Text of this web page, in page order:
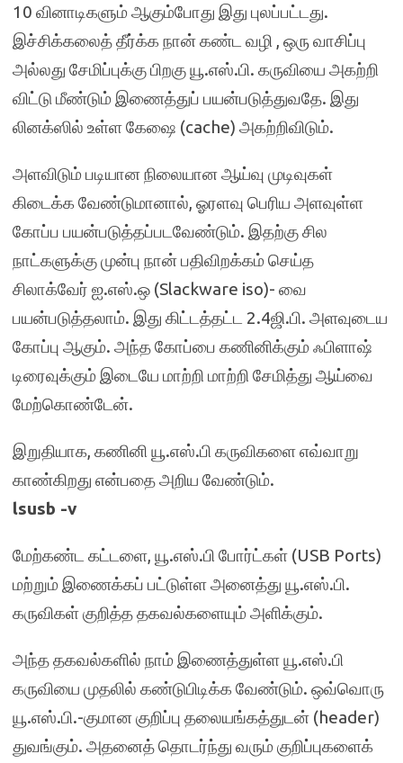
10 வினாடிகளும் ஆகும்போது இது புலப்பட்டது.
இச்சிக்கலைத் தீர்க்க நான் கண்ட வழி , ஒரு வாசிப்பு
அல்லது சேமிப்புக்கு பிறகு யூ.எஸ்.பி. கருவியை அகற்றி
விட்டு மீண்டும் இணைத்துப் பயன்படுத்துவதே. இது
லினக்ஸில் உள்ள கேஷை (cache) அகற்றிவிடும்.
அளவிடும் படியான நிலையான ஆய்வு முடிவுகள்
கிடைக்க வேண்டுமானால், ஓரளவு பெரிய அளவுள்ள
கோப்ப பயன்படுத்தப்படவேண்டும். இதற்கு சில
நாட்களுக்கு முன்பு நான் பதிவிறக்கம் செய்த
சிலாக்வேர் ஐ.எஸ்.ஒ (Slackware iso)- வை
பயன்படுத்தலாம். இது கிட்டத்தட்ட 2.4ஜி.பி. அளவுடைய
கோப்பு ஆகும். அந்த கோப்பை கணினிக்கும் ஃபிளாஷ்
டிரைவுக்கும் இடையே மாற்றி மாற்றி சேமித்து ஆய்வை
மேற்கொண்டேன்.
இறுதியாக, கணினி யூ.எஸ்.பி கருவிகளை எவ்வாறு
காண்கிறது என்பதை அறிய வேண்டும்.
lsusb -v
மேற்கண்ட கட்டளை, யூ.எஸ்.பி போர்ட்கள் (USB Ports)
மற்றும் இணைக்கப் பட்டுள்ள அனைத்து யூ.எஸ்.பி.
கருவிகள் குறித்த தகவல்களையும் அளிக்கும்.
அந்த தகவல்களில் நாம் இணைத்துள்ள யூ.எஸ்.பி
கருவியை முதலில் கண்டுபிடிக்க வேண்டும். ஒவ்வொரு
யூ.எஸ்.பி.-குமான குறிப்பு தலையங்கத்துடன் (header)
துவங்கும். அதனைத் தொடர்ந்து வரும் குறிப்புகளைக்